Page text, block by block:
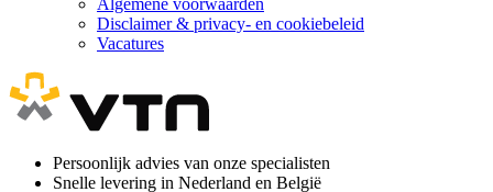
Algemene voorwaarden
Disclaimer & privacy- en cookiebeleid
Vacatures
Persoonlijk advies van onze specialisten
Snelle levering in Nederland en België